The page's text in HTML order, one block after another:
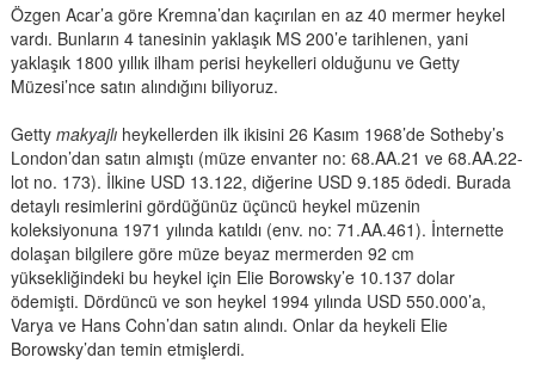
Özgen Acar’a göre Kremna’dan kaçırılan en az 40 mermer heykel
vardı. Bunların 4 tanesinin yaklaşık MS 200’e tarihlenen, yani
yaklaşık 1800 yıllık ilham perisi heykelleri olduğunu ve Getty
Müzesi’nce satın alındığını biliyoruz.
Getty makyajlıheykellerden ilk ikisini 26 Kasım 1968’de Sotheby’s
London’dan satın almıştı (müze envanter no: 68.AA.21 ve 68.AA.22-
lot no. 173). İlkine USD 13.122, diğerine USD 9.185 ödedi. Burada
detaylı resimlerini gördüğünüz üçüncü heykel müzenin
koleksiyonuna 1971 yılında katıldı (env. no: 71.AA.461). İnternette
dolaşan bilgilere göre müze beyaz mermerden 92 cm
yüksekliğindeki bu heykel için Elie Borowsky’e 10.137 dolar
ödemişti. Dördüncü ve son heykel 1994 yılında USD 550.000’a,
Varya ve Hans Cohn’dan satın alındı. Onlar da heykeli Elie
Borowsky’dan temin etmişlerdi.